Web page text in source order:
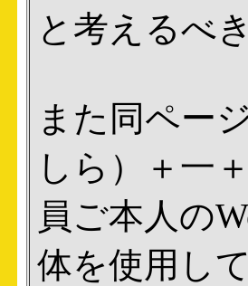
と考えるべ
また同ペー
しら）＋一
員ご本人の
体を使用し